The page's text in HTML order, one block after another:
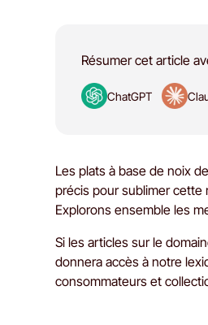
Résumer cet article
ChatGPT
Les plats à base de noix
précis pour sublimer cette
Explorons ensemble les
Si les articles sur le
donnera accès à notre
consommateurs et